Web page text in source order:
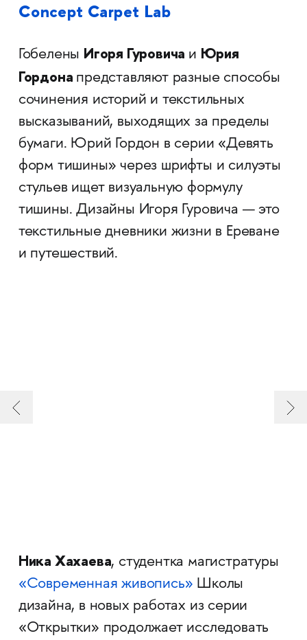
Concept Carpet Lab
Гобелены Игоря Гуровича и Юрия
Гордона представляют разные способы
сочинения историй и текстильных
высказываний, выходящих за пределы
бумаги. Юрий Гордон в серии «Девять
форм тишины» через шрифты и силуэты
стульев ищет визуальную формулу
тишины. Дизайны Игоря Гуровича — это
текстильные дневники жизни в Ереване
и путешествий.
Ника Хахаева, студентка магистратуры
«Современная живопись» Школы
дизайна, в новых работах из серии
«Открытки» продолжает исследовать